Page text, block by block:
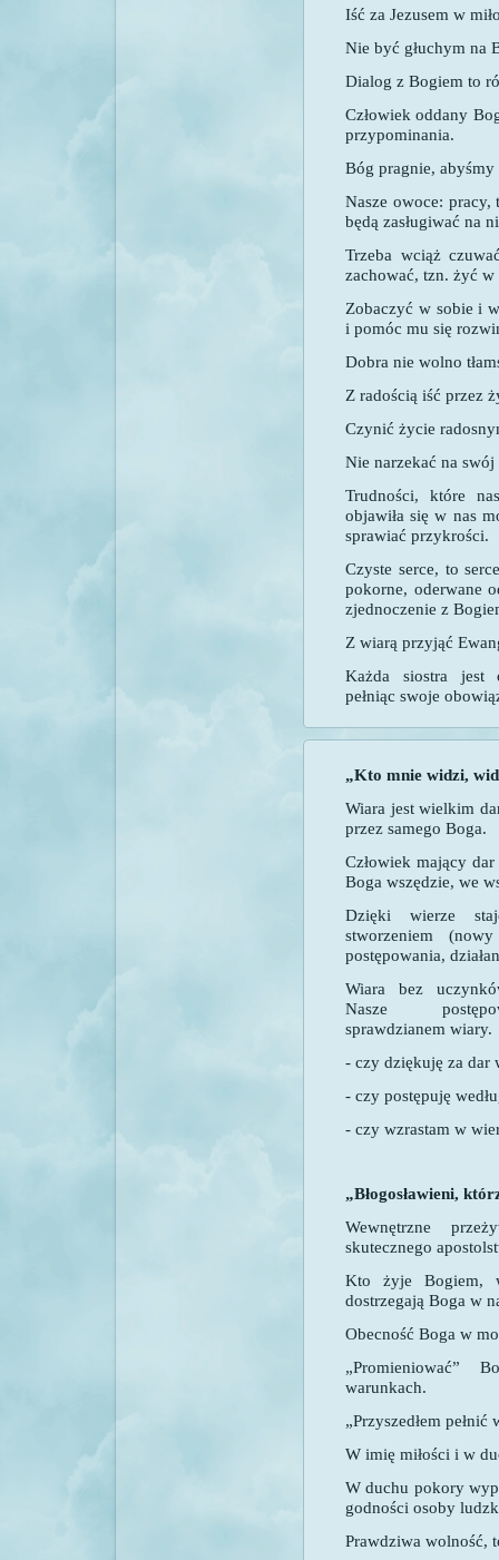
Iść za Jezusem w
Nie być głuchym na
Dialog z Bogiem to
Człowiek oddany
przypominania.
Bóg pragnie,
Nasze owoce:
będą zasługiwać na
Trzeba wciąż
zachować, tzn. żyć
Zobaczyć w sobie i
i pomóc mu się
Dobra nie wolno
Z radością iść przez
Czynić życie
Nie narzekać na
Trudności, które
objawiła się w nas
sprawiać przykrości.
Czyste serce, to
pokorne, oderwane
zjednoczenie z
Z wiarą przyjąć
Każda siostra jest
pełniąc swoje
„Kto mnie widzi,
Wiara jest wielkim
przez samego Boga.
Człowiek mający
Boga wszędzie, we
Dzięki wierze
stworzeniem
postępowania,
Wiara bez
Nasze
sprawdzianem wiary.
- czy dziękuję za dar
- czy postępuję
- czy wzrastam w
„Błogosławieni,
Wewnętrzne
skutecznego
Kto żyje Bogiem,
dostrzegają Boga w
Obecność Boga w
„Promieniować”
warunkach.
„Przyszedłem
W imię miłości i w
W duchu pokory
godności osoby
Prawdziwa wolność,